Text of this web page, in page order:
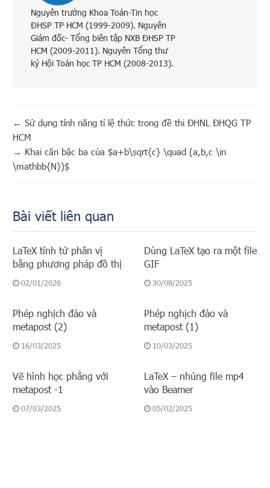
Nguyên trưởng Khoa Toán-Tin học
ĐHSP TP HCM (1999-2009). Nguyên
Giám đốc- Tổng biên tập NXB ĐHSP TP
HCM (2009-2011). Nguyên Tổng thư
ký Hội Toán học TP HCM (2008-2013).
← Sử dụng tính năng tỉ lệ thức trong đề thi ĐHNL ĐHQG TP
HCM
→ Khai căn bậc ba của $a+b\sqrt{c} \quad (a,b,c \in
\mathbb{N})$
Bài viết liên quan
LaTeX tính tứ phân vị
bằng phương pháp đồ thị
02/01/2026
Dùng LaTeX tạo ra một file
GIF
30/08/2025
Phép nghịch đảo và
metapost (2)
16/03/2025
Phép nghịch đảo và
metapost (1)
10/03/2025
Vẽ hình học phẳng với
metapost -1
07/03/2025
LaTeX – nhúng file mp4
vào Beamer
05/02/2025